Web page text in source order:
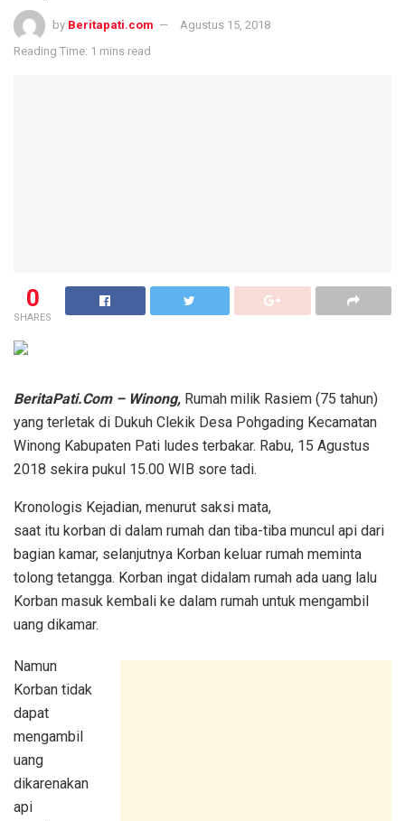
by Beritapati.com
Agustus 15, 2018
Reading Time: 1 mins read
0
SHARES
BeritaPati.Com – Winong, Rumah milik Rasiem (75 tahun)
yang terletak di Dukuh Clekik Desa Pohgading Kecamatan
Winong Kabupaten Pati ludes terbakar. Rabu, 15 Agustus
2018 sekira pukul 15.00 WIB sore tadi.
Kronologis Kejadian, menurut saksi mata,
saat itu korban di dalam rumah dan tiba-tiba muncul api dari
bagian kamar, selanjutnya Korban keluar rumah meminta
tolong tetangga. Korban ingat didalam rumah ada uang lalu
Korban masuk kembali ke dalam rumah untuk mengambil
uang dikamar.
Namun
Korban tidak
dapat
mengambil
uang
dikarenakan
api